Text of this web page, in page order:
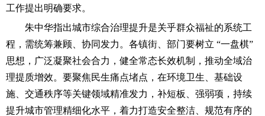
工作提出明确要求。
朱中华指出城市综合治理提升是关乎群众福祉的系统工
程，需统筹兼顾、协同发力。各镇街、部门要树立 “一盘棋”
思想，广泛凝聚社会合力，健全常态长效机制，推动全域治
理提质增效。要聚焦民生痛点堵点，在环境卫生、基础设
施、交通秩序等关键领域精准发力，补短板、强弱项，持续
提升城市管理精细化水平，着力打造安全整洁、规范有序的